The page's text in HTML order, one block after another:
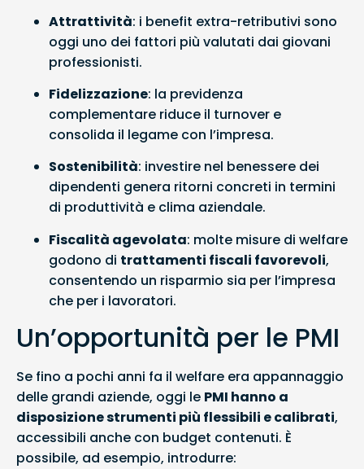
Attrattività: i benefit extra-retributivi sono
oggi uno dei fattori più valutati dai giovani
professionisti.
Fidelizzazione: la previdenza
complementare riduce il turnover e
consolida il legame con l’impresa.
Sostenibilità: investire nel benessere dei
dipendenti genera ritorni concreti in termini
di produttività e clima aziendale.
Fiscalità agevolata: molte misure di welfare
godono di trattamenti fiscali favorevoli,
consentendo un risparmio sia per l’impresa
che per i lavoratori.
Un’opportunità per le PMI
Se fino a pochi anni fa il welfare era appannaggio
delle grandi aziende, oggi le PMI hanno a
disposizione strumenti più flessibili e calibrati,
accessibili anche con budget contenuti. È
possibile, ad esempio, introdurre: